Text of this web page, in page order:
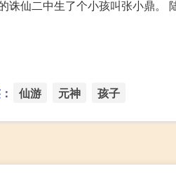
仙二中生了个小孩叫张小鼎。
仙游 元神 孩子